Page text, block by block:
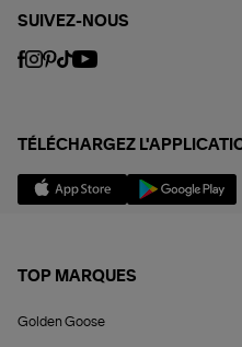
SUIVEZ-NOUS
TÉLÉCHARGEZ
TOP MARQUES
Golden Goose